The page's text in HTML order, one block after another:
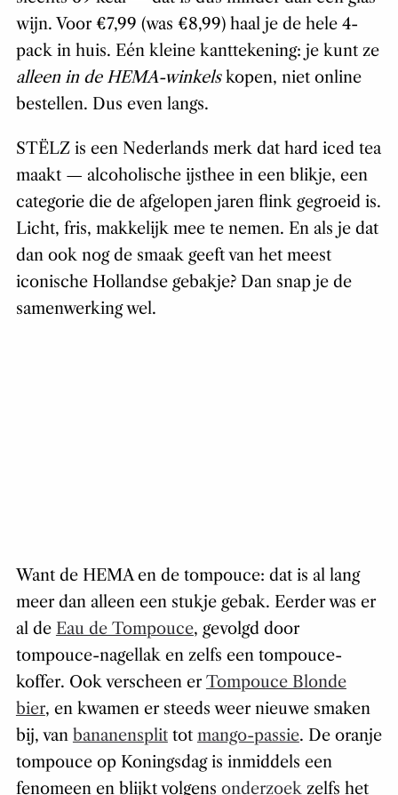
wijn. Voor €7,99 (was €8,99) haal je de hele 4-
pack in huis. Eén kleine kanttekening: je kunt ze
alleen in de HEMA-winkelskopen, niet online
bestellen. Dus even langs.
STËLZ is een Nederlands merk dat hard iced tea
maakt — alcoholische ijsthee in een blikje, een
categorie die de afgelopen jaren flink gegroeid is.
Licht, fris, makkelijk mee te nemen. En als je dat
dan ook nog de smaak geeft van het meest
iconische Hollandse gebakje? Dan snap je de
samenwerking wel.
Want de HEMA en de tompouce: dat is al lang
meer dan alleen een stukje gebak. Eerder was er
al de Eau de Tompouce, gevolgd door
tompouce-nagellak en zelfs een tompouce-
koffer. Ook verscheen erTompouce Blonde
bier, en kwamen er steeds weer nieuwe smaken
bij, van bananensplittot mango-passie. De oranje
tompouce op Koningsdag is inmiddels een
fenomeen en blijkt volgens onderzoekzelfs het